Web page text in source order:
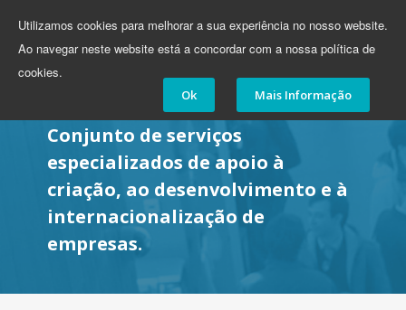
Utilizamos cookies para melhorar a sua experiência no nosso website.
Ao navegar neste website está a concordar com a nossa política de
cookies.
Ok Mais Informação
Toggle
Conjunto de serviços
especializados de apoio à
criação, ao desenvolvimento e à
internacionalização de
empresas.